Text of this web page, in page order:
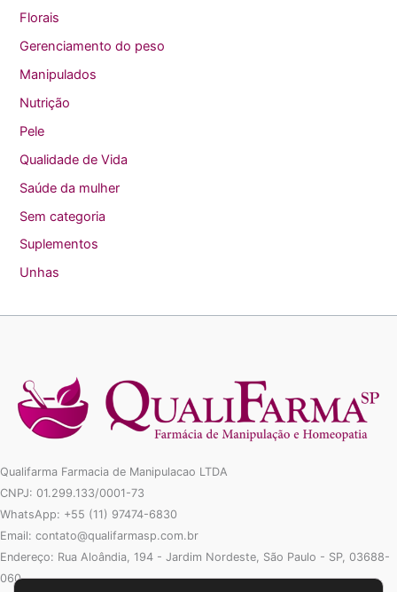
Florais
Gerenciamento do peso
Manipulados
Nutrição
Pele
Qualidade de Vida
Saúde da mulher
Sem categoria
Suplementos
Unhas
Qualifarma Farmacia de Manipulacao LTDA
CNPJ: 01.299.133/0001-73
WhatsApp: +55 (11) 97474-6830
Email: contato@qualifarmasp.com.br
Endereço: Rua Aloândia, 194 - Jardim Nordeste, São Paulo - SP, 03688-
060